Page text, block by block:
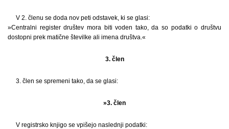
V 2. členu se doda nov peti odstavek, ki se glasi:
»Centralni register društev mora biti voden tako, da so podatki o društvu
dostopni prek matične številke ali imena društva.«
3. člen
3. člen se spremeni tako, da se glasi:
»3. člen
V registrsko knjigo se vpišejo naslednji podatki: